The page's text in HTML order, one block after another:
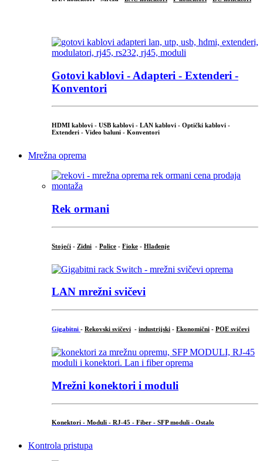
Gotovi kablovi - Adapteri - Extenderi -
Konventori
HDMI kablovi - USB kablovi - LAN kablovi - Optički kablovi -
Extenderi - Video baluni - Konventori
Mrežna oprema
Rek ormani
Stojeći - Zidni - Police - Fioke - Hlađenje
LAN mrežni svičevi
Gigabitni - Rekovski svičevi - industrijski - Ekonomični - POE svičevi
Mrežni konektori i moduli
Konektori - Moduli - RJ-45 - Fiber - SFP moduli - Ostalo
Kontrola pristupa